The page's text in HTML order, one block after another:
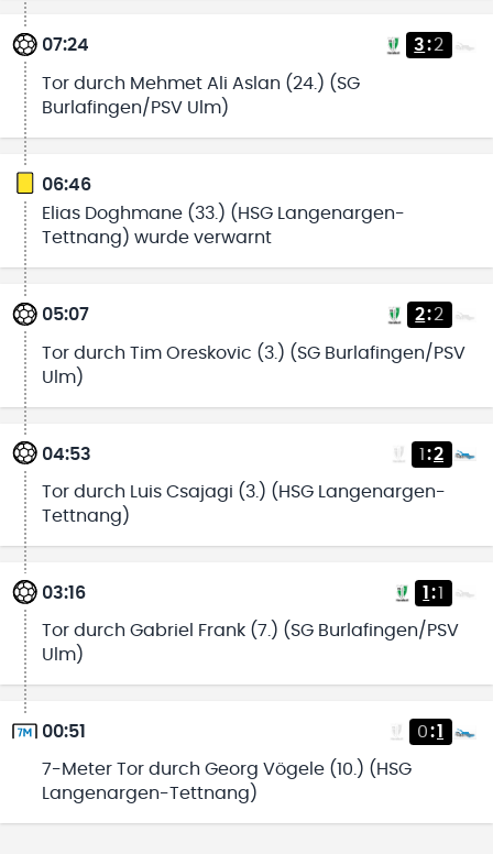
07:24 3:2
Tor durch Mehmet Ali Aslan (24.) (SG
Burlafingen/PSV Ulm)
06:46
Elias Doghmane (33.) (HSG Langenargen-
Tettnang) wurde verwarnt
05:07 2:2
Tor durch Tim Oreskovic (3.) (SG Burlafingen/PSV
Ulm)
04:53 1 :2
Tor durch Luis Csajagi (3.) (HSG Langenargen-
Tettnang)
03:16 1 :1
Tor durch Gabriel Frank (7.) (SG Burlafingen/PSV
Ulm)
00:51 0:1
7-Meter Tor durch Georg Vögele (10.) (HSG
Langenargen-Tettnang)